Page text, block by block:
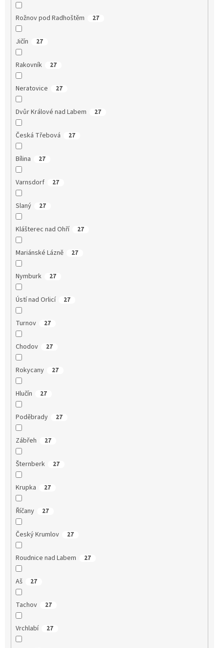
Rožnov pod Radhoštěm 27
Jičín 27
Rakovník 27
Neratovice 27
Dvůr Králové nad Labem 27
Česká Třebová 27
Bílina 27
Varnsdorf 27
Slaný 27
Klášterec nad Ohří 27
Mariánské Lázně 27
Nymburk 27
Ústí nad Orlicí 27
Turnov 27
Chodov 27
Rokycany 27
Hlučín 27
Poděbrady 27
Zábřeh 27
Šternberk 27
Krupka 27
Říčany 27
Český Krumlov 27
Roudnice nad Labem 27
Aš 27
Tachov 27
Vrchlabí 27